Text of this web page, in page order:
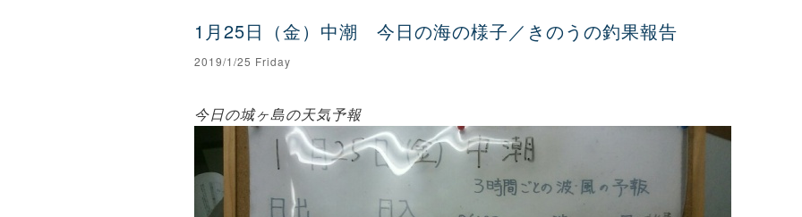
1月25日（金）中潮 今日の海の様子／きのうの釣果報告
2019/1/25 Friday
今日の城ヶ島の天気予報